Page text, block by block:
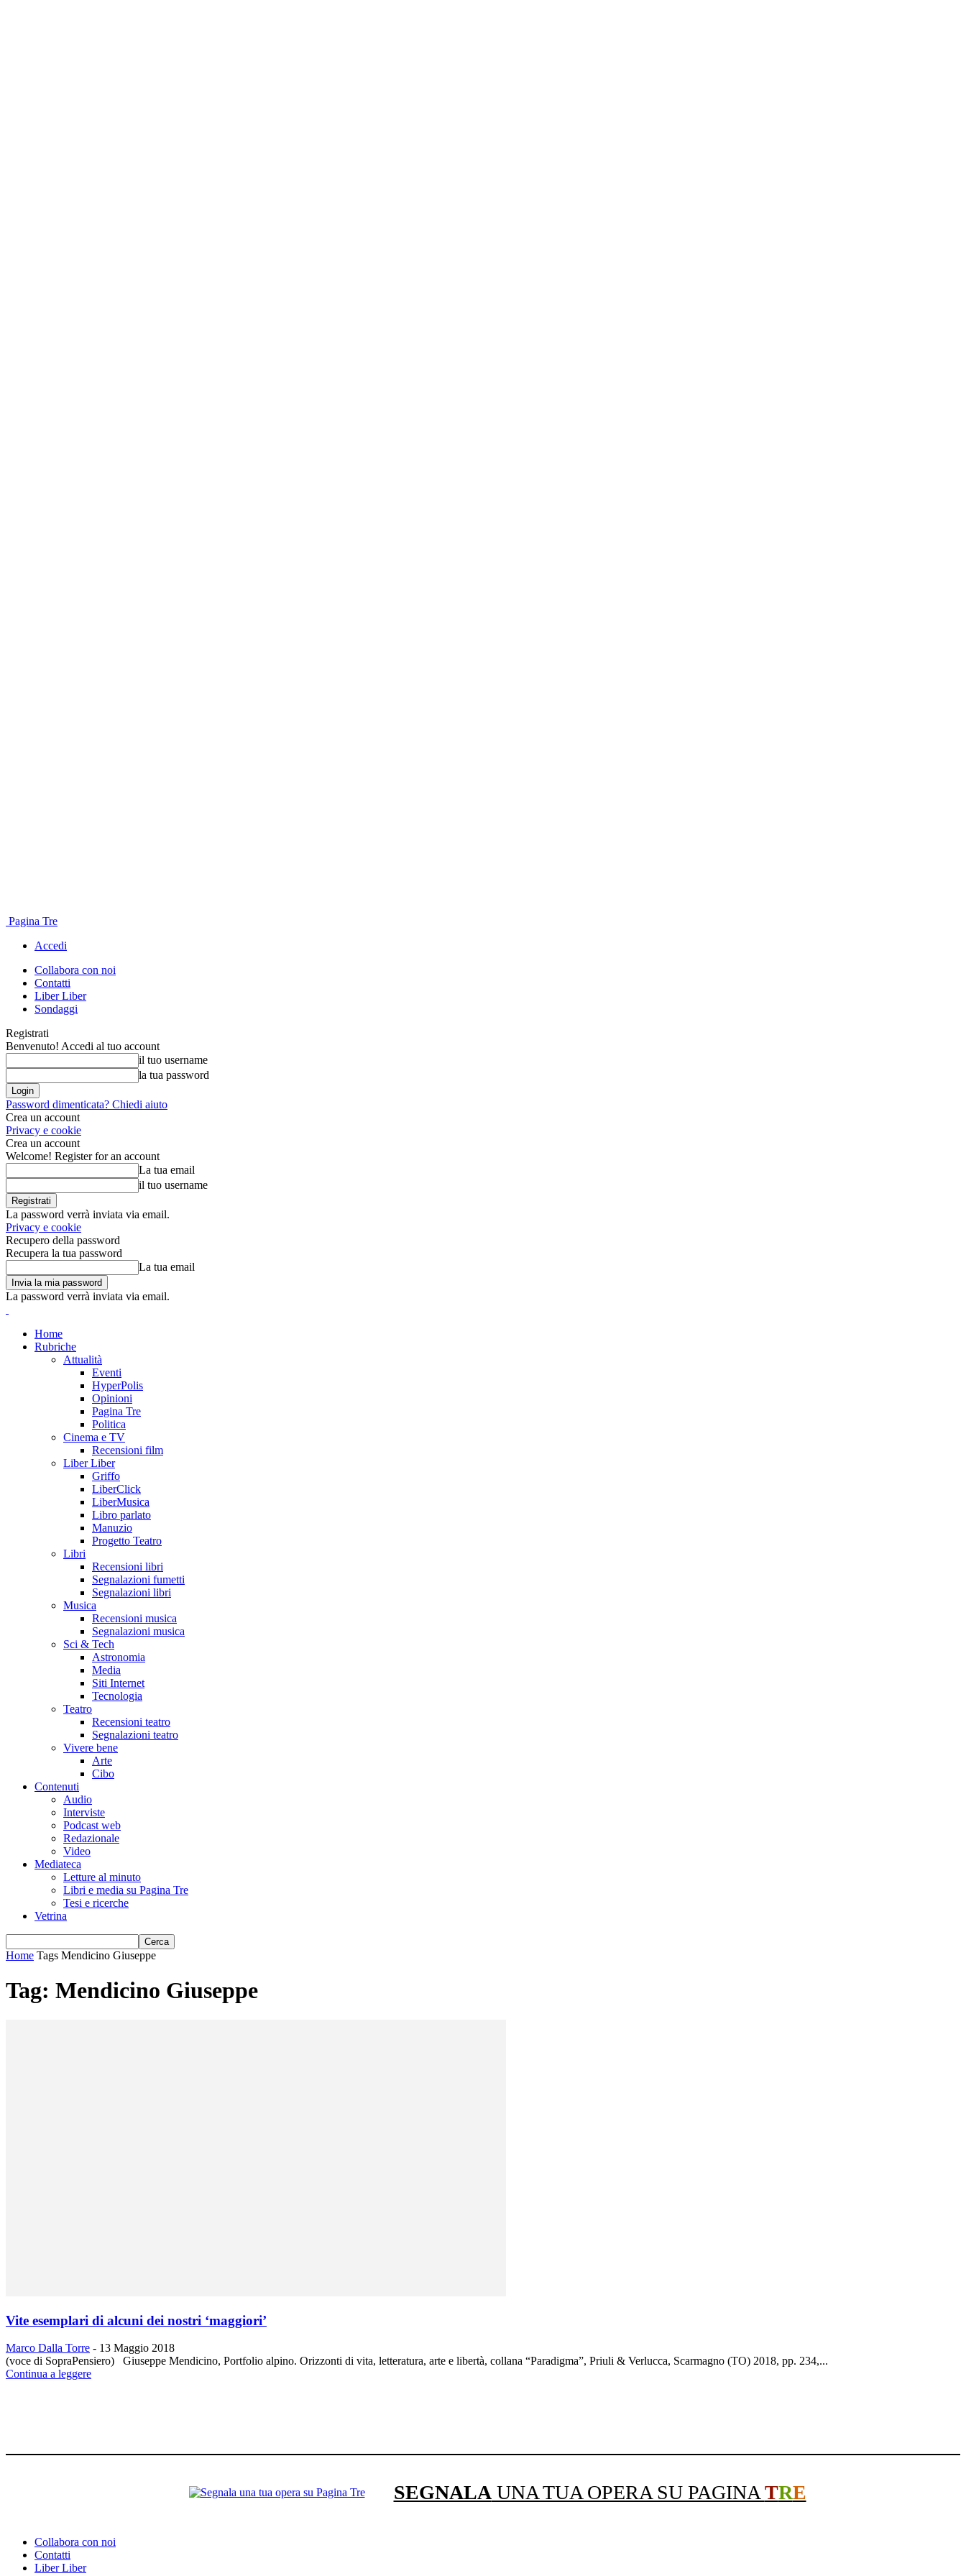
Pagina Tre
Accedi
Collabora con noi
Contatti
Liber Liber
Sondaggi
Registrati
Benvenuto! Accedi al tuo account
il tuo username
la tua password
Password dimenticata? Chiedi aiuto
Crea un account
Privacy e cookie
Crea un account
Welcome! Register for an account
La tua email
il tuo username
La password verrà inviata via email.
Privacy e cookie
Recupero della password
Recupera la tua password
La tua email
La password verrà inviata via email.
Home
Rubriche
Attualità
Eventi
HyperPolis
Opinioni
Pagina Tre
Politica
Cinema e TV
Recensioni film
Liber Liber
Griffo
LiberClick
LiberMusica
Libro parlato
Manuzio
Progetto Teatro
Libri
Recensioni libri
Segnalazioni fumetti
Segnalazioni libri
Musica
Recensioni musica
Segnalazioni musica
Sci & Tech
Astronomia
Media
Siti Internet
Tecnologia
Teatro
Recensioni teatro
Segnalazioni teatro
Vivere bene
Arte
Cibo
Contenuti
Audio
Interviste
Podcast web
Redazionale
Video
Mediateca
Letture al minuto
Libri e media su Pagina Tre
Tesi e ricerche
Vetrina
Home Tags Mendicino Giuseppe
Tag: Mendicino Giuseppe
Vite esemplari di alcuni dei nostri ‘maggiori’
Marco Dalla Torre - 13 Maggio 2018
(voce di SopraPensiero) Giuseppe Mendicino, Portfolio alpino. Orizzonti di vita, letteratura, arte e libertà, collana “Paradigma”, Priuli & Verlucca, Scarmagno (TO) 2018, pp. 234,...
Continua a leggere
SEGNALAUNA TUA OPERA SU PAGINATRE
Collabora con noi
Contatti
Liber Liber